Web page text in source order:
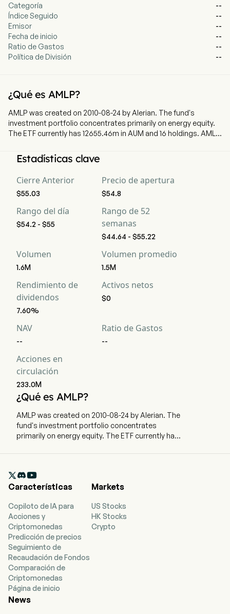
Categoría
--
Índice Seguido
--
Emisor
--
Fecha de inicio
--
Ratio de Gastos
--
Política de División
--
¿Qué es AMLP?
AMLP was created on 2010-08-24 by Alerian. The fund's
investment portfolio concentrates primarily on energy equity.
The ETF currently has 12655.46m in AUM and 16 holdings. AMLP
infrastructure MLPs in the US.
Estadísticas clave
Cierre Anterior
$55.03
Precio de apertura
$54.8
Rango del día
$54.2 - $55
Rango de 52
semanas
$44.64 - $55.22
Volumen
1.6M
Volumen promedio
1.5M
Rendimiento de
dividendos
7.60%
Activos netos
$0
NAV
--
Ratio de Gastos
--
Acciones en
circulación
233.0M
¿Qué es AMLP?
AMLP was created on 2010-08-24 by Alerian. The
fund's investment portfolio concentrates
primarily on energy equity. The ETF currently has

Características
Copiloto de IA para
Acciones y
Criptomonedas
Predicción de precios
Seguimiento de
Recaudación de Fondos
Comparación de
Criptomonedas
Página de inicio
Markets
US Stocks
HK Stocks
Crypto
News